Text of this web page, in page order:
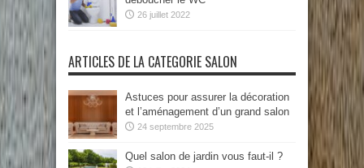
26 juillet 2022
ARTICLES DE LA CATEGORIE SALON
Astuces pour assurer la décoration
et l’aménagement d’un grand salon
24 septembre 2025
Quel salon de jardin vous faut-il ?